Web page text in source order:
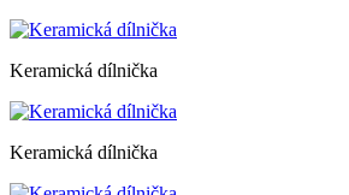
Keramická dílnička
Keramická dílnička